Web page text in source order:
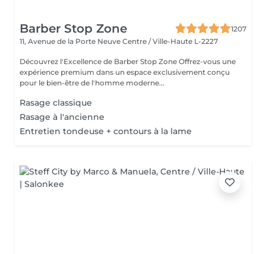
Barber Stop Zone
1207
11, Avenue de la Porte Neuve Centre / Ville-Haute L-2227
Découvrez l'Excellence de Barber Stop Zone Offrez-vous une
expérience premium dans un espace exclusivement conçu
pour le bien-être de l'homme moderne...
Rasage classique
Rasage à l'ancienne
Entretien tondeuse + contours à la lame